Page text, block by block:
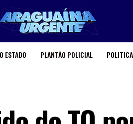
ESTADO PLANTÃO POLICIAL POLITICA